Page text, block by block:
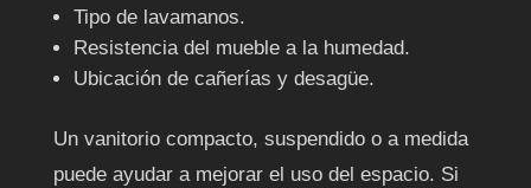
Tipo de lavamanos.
Resistencia del mueble a la humedad.
Ubicación de cañerías y desagüe.
Un vanitorio compacto, suspendido o a medida
puede ayudar a mejorar el uso del espacio. Si